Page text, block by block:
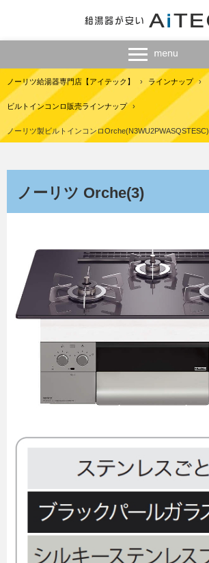
ノーリツ給湯器専門店【アイテック】 › ラインナップ ›
ビルトインコンロ販売ラインナップ ›
ノーリツ製ビルトインコンロOrche(N3WU2PWASQSTESC)
ノーリツ Orche(3)